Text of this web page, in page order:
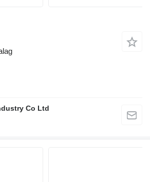
Co Ltd